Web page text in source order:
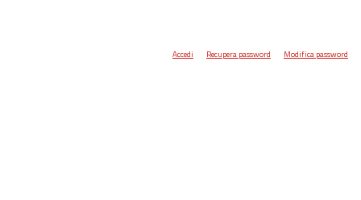
Accedi Recupera password Modifica password